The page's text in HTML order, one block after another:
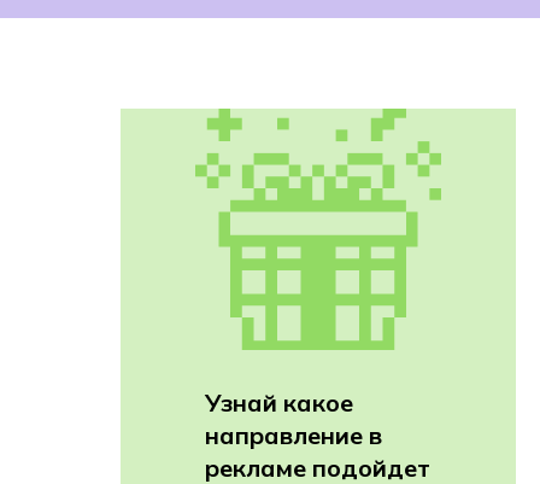
Узнай какое
направление в
рекламе подойдет